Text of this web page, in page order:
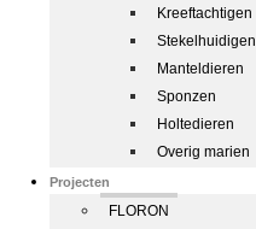
Kreeftachtigen
Stekelhuidigen
Manteldieren
Sponzen
Holtedieren
Overig marien
Projecten
FLORON